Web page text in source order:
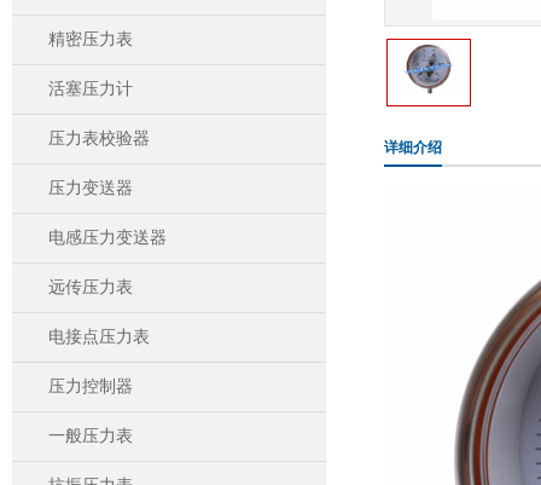
精密压力表
活塞压力计
压力表校验器
压力变送器
电感压力变送器
远传压力表
电接点压力表
压力控制器
一般压力表
详细介绍